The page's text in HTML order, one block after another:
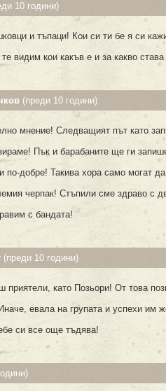
10 години)
и тъпаци! Кои си ти бе я си
видим кои какъв е и за какво
(преди 10 години)
мнение! Следващият път като
Пък и барабаните ще ги
добре! Такива хора само могат
черпак! Стъпили сме здраво с
с бандата!
(преди 10 години)
като Позьори! От това
евала на групата и успехи им
си все още тъдява!